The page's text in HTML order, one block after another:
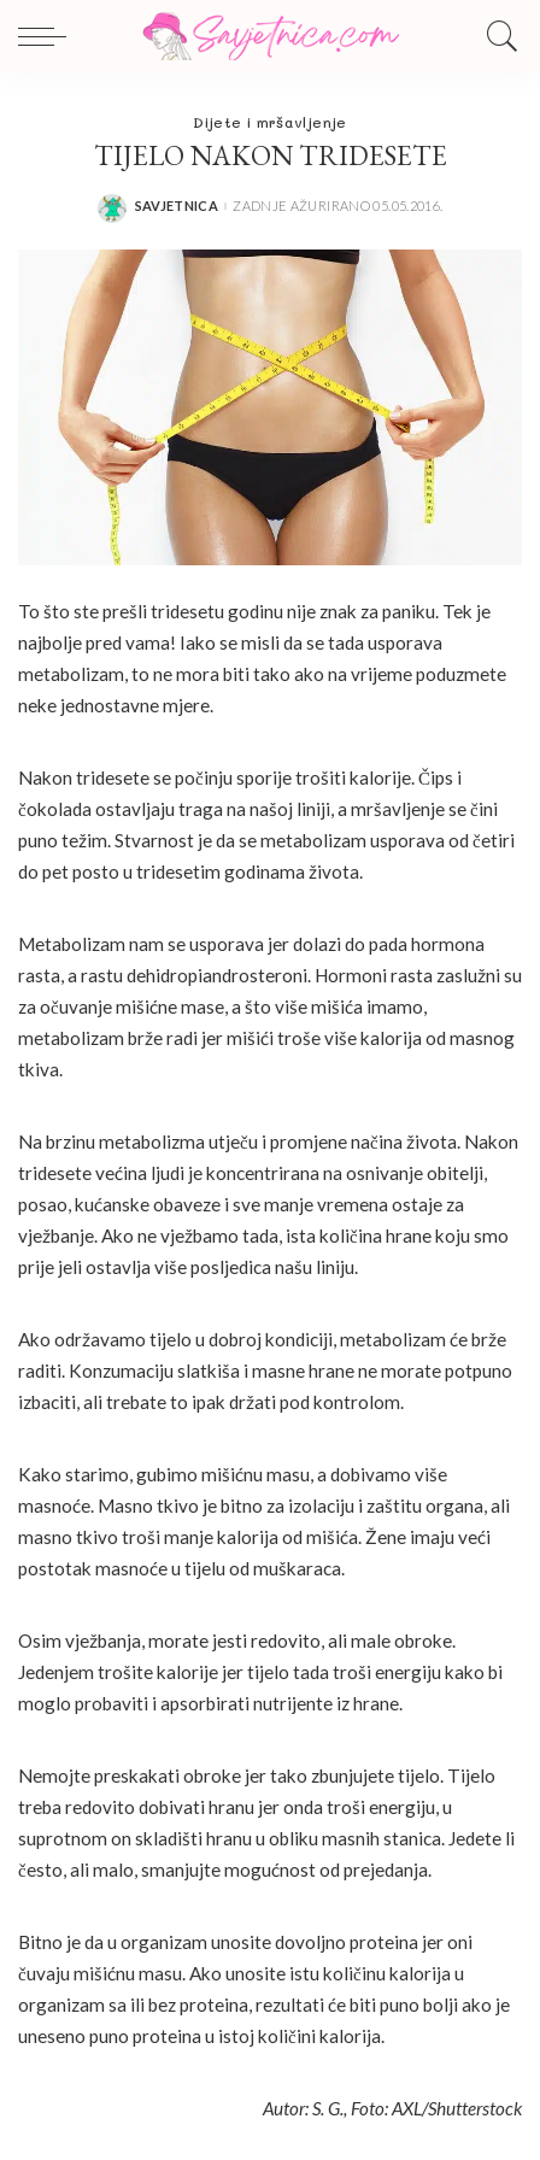
Dijete i mršavljenje
TIJELO NAKON TRIDESETE
POSTED
SAVJETNICA ZADNJE AŽURIRANO 05.05.2016.
To što ste prešli tridesetu godinu nije znak za paniku. Tek je
najbolje pred vama! Iako se misli da se tada usporava
metabolizam, to ne mora biti tako ako na vrijeme poduzmete
neke jednostavne mjere.
Nakon tridesete se počinju sporije trošiti kalorije. Čips i
čokolada ostavljaju traga na našoj liniji, a mršavljenje se čini
puno težim. Stvarnost je da se metabolizam usporava od četiri
do pet posto u tridesetim godinama života.
Metabolizam nam se usporava jer dolazi do pada hormona
rasta, a rastu dehidropiandrosteroni. Hormoni rasta zaslužni su
za očuvanje mišićne mase, a što više mišića imamo,
metabolizam brže radi jer mišići troše više kalorija od masnog
tkiva.
Na brzinu metabolizma utječu i promjene načina života. Nakon
tridesete većina ljudi je koncentrirana na osnivanje obitelji,
posao, kućanske obaveze i sve manje vremena ostaje za
vježbanje. Ako ne vježbamo tada, ista količina hrane koju smo
prije jeli ostavlja više posljedica našu liniju.
Ako održavamo tijelo u dobroj kondiciji, metabolizam će brže
raditi. Konzumaciju slatkiša i masne hrane ne morate potpuno
izbaciti, ali trebate to ipak držati pod kontrolom.
Kako starimo, gubimo mišićnu masu, a dobivamo više
masnoće. Masno tkivo je bitno za izolaciju i zaštitu organa, ali
masno tkivo troši manje kalorija od mišića. Žene imaju veći
postotak masnoće u tijelu od muškaraca.
Osim vježbanja, morate jesti redovito, ali male obroke.
Jedenjem trošite kalorije jer tijelo tada troši energiju kako bi
moglo probaviti i apsorbirati nutrijente iz hrane.
Nemojte preskakati obroke jer tako zbunjujete tijelo. Tijelo
treba redovito dobivati hranu jer onda troši energiju, u
suprotnom on skladišti hranu u obliku masnih stanica. Jedete li
često, ali malo, smanjujte mogućnost od prejedanja.
Bitno je da u organizam unosite dovoljno proteina jer oni
čuvaju mišićnu masu. Ako unosite istu količinu kalorija u
organizam sa ili bez proteina, rezultati će biti puno bolji ako je
uneseno puno proteina u istoj količini kalorija.
Autor: S. G., Foto: AXL/Shutterstock